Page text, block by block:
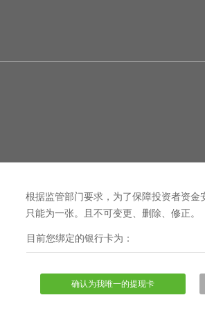
根据监管部门要求，为了保障投资者资
只能为一张。且不可变更、删除、修正。
目前您绑定的银行卡为：
确认为我唯一的提现卡